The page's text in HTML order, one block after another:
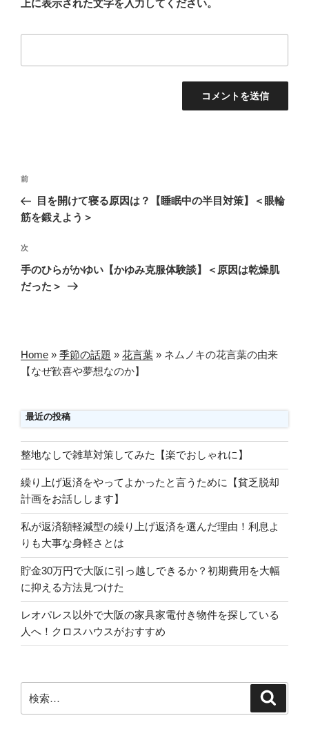
上に表示された文字を入力してください。
投
ナ
ゲ
ー
シ
前
の
投
前
目を開けて寝る原因は？【睡眠中の半目対策】＜眼輪
筋を鍛えよう＞
次
の
投
次
手のひらがかゆい【かゆみ克服体験談】＜原因は乾燥肌
だった＞
Home » 季節の話題 » 花言葉 » ネムノキの花言葉の由来
【なぜ歓喜や夢想なのか】
最近の投稿
整地なしで雑草対策してみた【楽でおしゃれに】
繰り上げ返済をやってよかったと言うために【貧乏脱却
計画をお話しします】
私が返済額軽減型の繰り上げ返済を選んだ理由！利息よ
りも大事な身軽さとは
貯金30万円で大阪に引っ越しできるか？初期費用を大幅
に抑える方法見つけた
レオパレス以外で大阪の家具家電付き物件を探している
人へ！クロスハウスがおすすめ
索: